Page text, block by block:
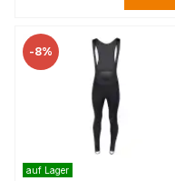
-8%
auf Lager